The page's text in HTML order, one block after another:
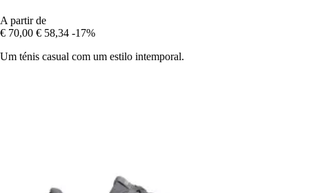
A partir de
€ 70,00 € 58,34 -17%
Um ténis casual com um estilo intemporal.